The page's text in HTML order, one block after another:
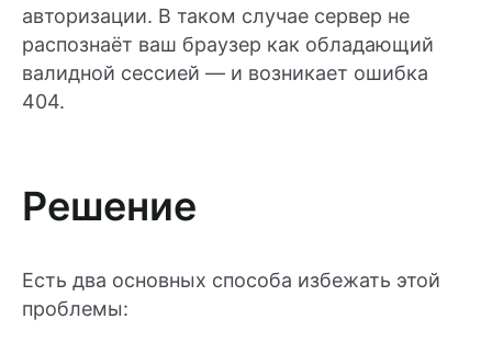
авторизации. В таком случае сервер не
распознаёт ваш браузер как обладающий
валидной сессией — и возникает ошибка
404.
Решение
Есть два основных способа избежать этой
проблемы: